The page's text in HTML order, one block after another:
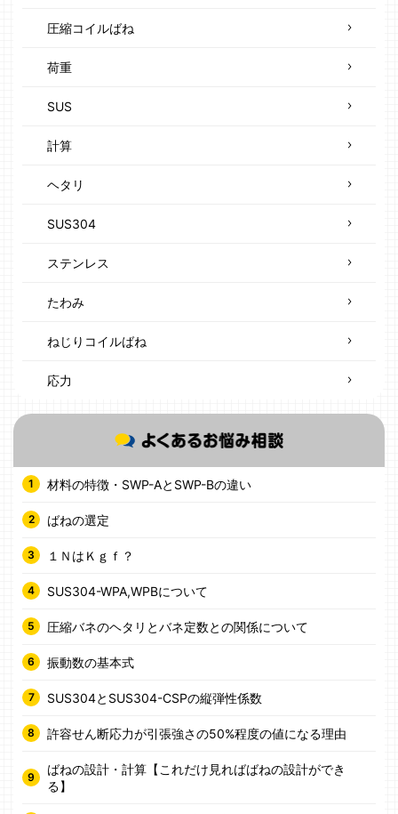
圧縮コイルばね
荷重
SUS
計算
ヘタリ
SUS304
ステンレス
たわみ
ねじりコイルばね
応力
材料の特徴・SWP-AとSWP-Bの違い
ばねの選定
１ＮはＫｇｆ？
SUS304-WPA,WPBについて
圧縮バネのヘタリとバネ定数との関係について
振動数の基本式
SUS304とSUS304-CSPの縦弾性係数
許容せん断応力が引張強さの50%程度の値になる理由
ばねの設計・計算【これだけ見ればばねの設計ができ
る】